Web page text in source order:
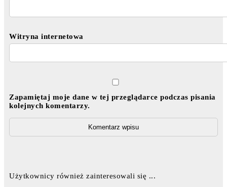
Witryna internetowa
Zapamiętaj moje dane w tej przeglądarce podczas pisania
kolejnych komentarzy.
Użytkownicy również zainteresowali się ...